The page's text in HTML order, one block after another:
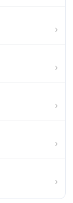
›
›
›
›
›